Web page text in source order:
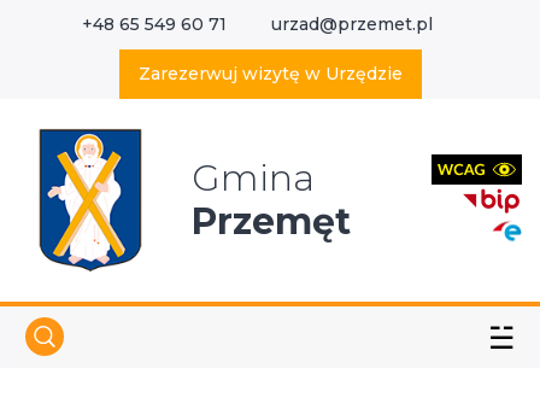
+48 65 549 60 71 urzad@przemet.pl
Zarezerwuj wizytę w Urzędzie
Gmina
Przemęt
☱
Wyszukaj w serwisie